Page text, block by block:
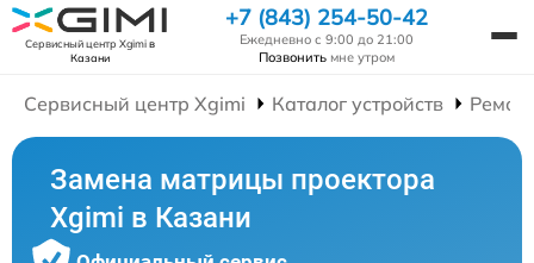
Сервисный центр Xgimiв
Казани
+7 (843) 254-50-42
Ежедневно с 9:00 до 21:00
Позвонить мне утром
Сервисный центр Xgimi Каталог устройств
Замена матрицы проектора
Xgimi в Казани